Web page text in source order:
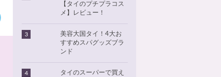
【タイのプチプラコス
メ】レビュー！
3
美容大国タイ！4大お
すすめスパグッズブラ
ンド
4
タイのスーパーで買え